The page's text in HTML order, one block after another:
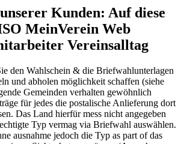
Kunden: Auf diese
MeinVerein Web
Vereinsalltag
den Wahlschein & die Briefwahlunterlagen
und abholen möglichkeit schaffen (siehe
Gemeinden verhalten gewöhnlich
für jedes die postalische Anlieferung dort
Das Land hierfür mess nicht angegeben
Typ vermag via Briefwahl auswählen.
ausnahme jedoch die Typ as part of das